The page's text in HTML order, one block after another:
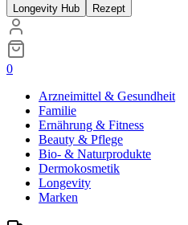
Longevity Hub Rezept
0
Arzneimittel & Gesundheit
Familie
Ernährung & Fitness
Beauty & Pflege
Bio- & Naturprodukte
Dermokosmetik
Longevity
Marken